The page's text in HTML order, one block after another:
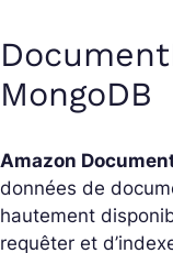
MongoDB
Amazon
données de
hautement
requêter et